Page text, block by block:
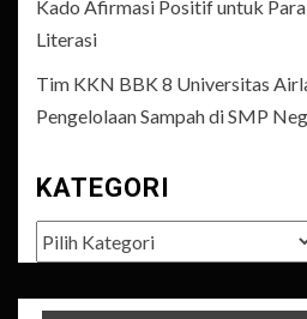
Kado Afirmasi Positif untuk
Literasi
Tim KKN BBK 8 Universitas
Pengelolaan Sampah di SMP
KATEGORI
Kategori